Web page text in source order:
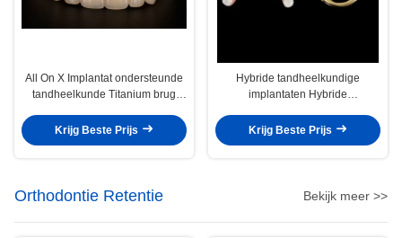
All On X Implantat ondersteunde
tandheelkunde Titanium brug
goedkeuring
Krijg Beste Prijs
Hybride tandheelkundige
implantaten Hybride
titanium bar
Krijg Beste Prijs
Orthodontie Retentie Bekijk meer >>